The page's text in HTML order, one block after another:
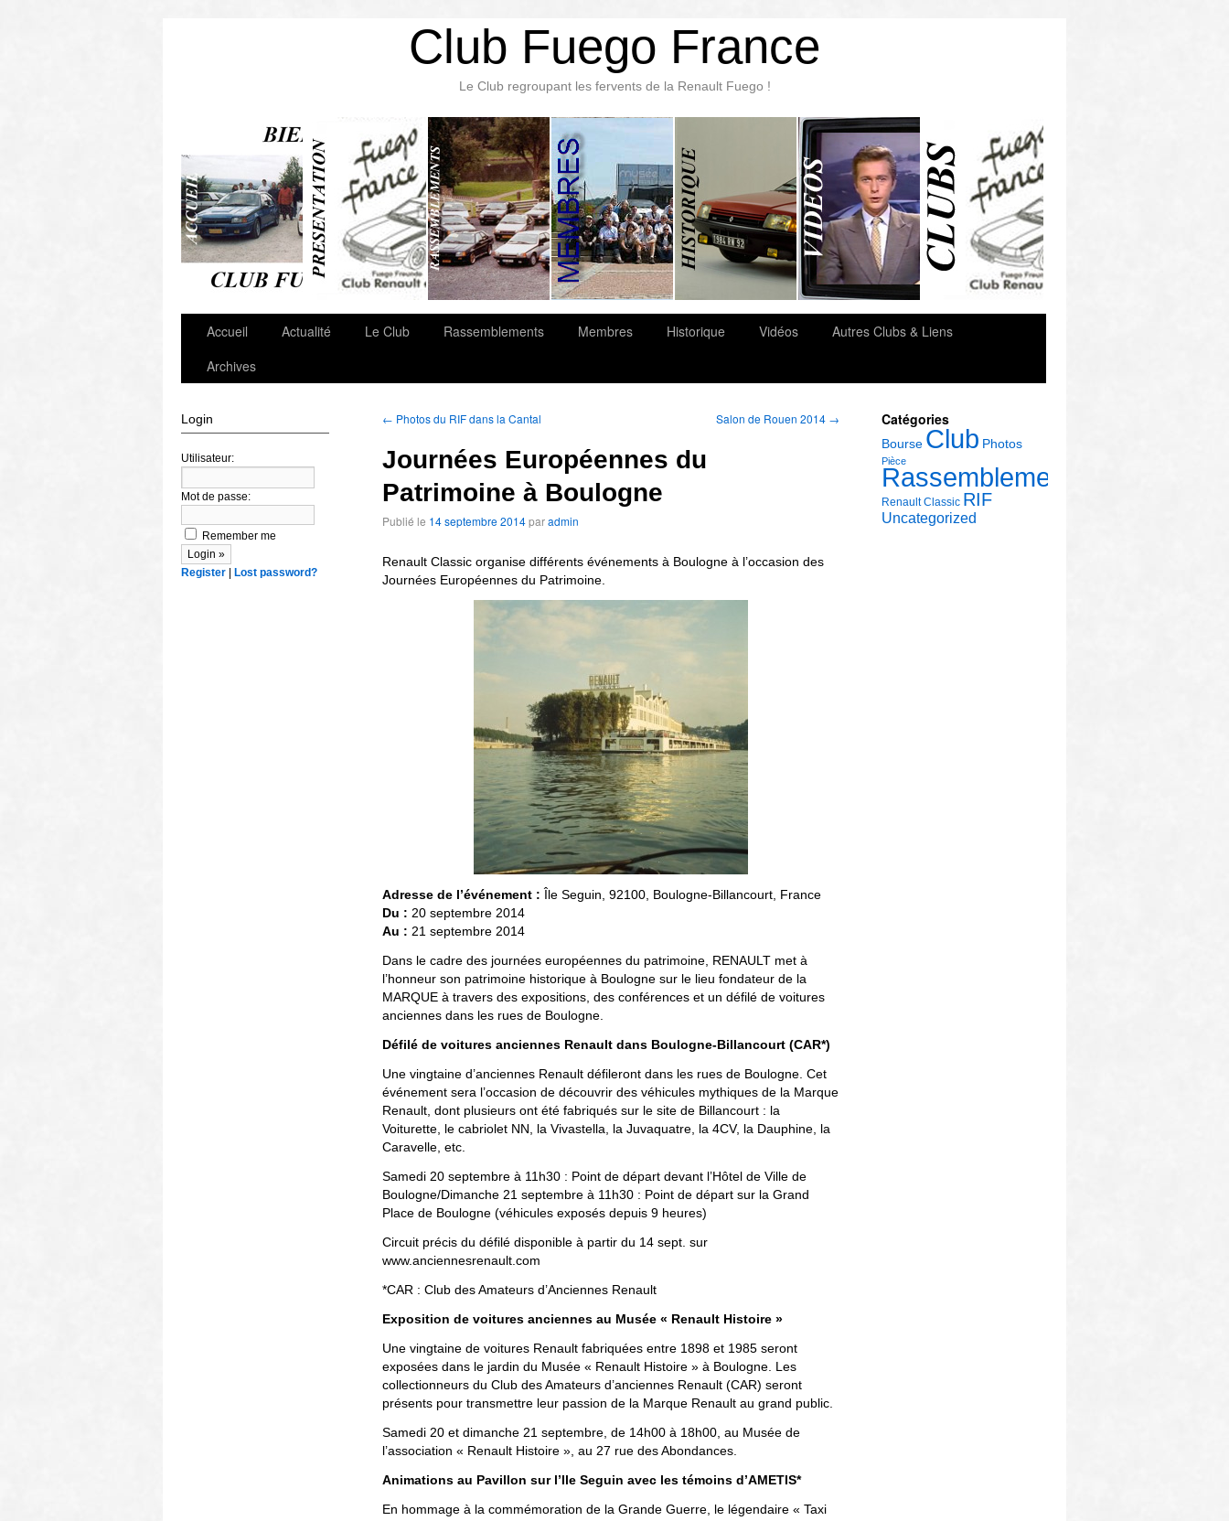
Club Fuego France
Le Club regroupant les fervents de la Renault Fuego !
Accueil Actualité Le Club Rassemblements Membres Historique Vidéos
Autres Clubs & Liens
Archives
Login
Utilisateur:
Mot de passe:
Remember me
Register Lost password?
Catégories
Bourse Club Photos
Pièce
Rassemblement
Renault Classic RIF
Uncategorized
← Photos du RIF dans la Cantal Salon de Rouen 2014 →
Journées Européennes du
Patrimoine à Boulogne
Publié le 14 septembre 2014paradmin
Renault Classic organise différents événements à Boulogne à l’occasion des
Journées Européennes du Patrimoine.
Adresse de l’événement : Île Seguin, 92100, Boulogne-Billancourt, France
Du : 20 septembre 2014
Au : 21 septembre 2014
Dans le cadre des journées européennes du patrimoine, RENAULT met à
l’honneur son patrimoine historique à Boulogne sur le lieu fondateur de la
MARQUE à travers des expositions, des conférences et un défilé de voitures
anciennes dans les rues de Boulogne.
Défilé de voitures anciennes Renault dans Boulogne-Billancourt (CAR*)
Une vingtaine d’anciennes Renault défileront dans les rues de Boulogne. Cet
événement sera l’occasion de découvrir des véhicules mythiques de la Marque
Renault, dont plusieurs ont été fabriqués sur le site de Billancourt : la
Voiturette, le cabriolet NN, la Vivastella, la Juvaquatre, la 4CV, la Dauphine, la
Caravelle, etc.
Samedi 20 septembre à 11h30 : Point de départ devant l’Hôtel de Ville de
Boulogne/Dimanche 21 septembre à 11h30 : Point de départ sur la Grand
Place de Boulogne (véhicules exposés depuis 9 heures)
Circuit précis du défilé disponible à partir du 14 sept. sur
www.anciennesrenault.com
*CAR : Club des Amateurs d’Anciennes Renault
Exposition de voitures anciennes au Musée « Renault Histoire »
Une vingtaine de voitures Renault fabriquées entre 1898 et 1985 seront
exposées dans le jardin du Musée « Renault Histoire » à Boulogne. Les
collectionneurs du Club des Amateurs d’anciennes Renault (CAR) seront
présents pour transmettre leur passion de la Marque Renault au grand public.
Samedi 20 et dimanche 21 septembre, de 14h00 à 18h00, au Musée de
l’association « Renault Histoire », au 27 rue des Abondances.
Animations au Pavillon sur l’Ile Seguin avec les témoins d’AMETIS*
En hommage à la commémoration de la Grande Guerre, le légendaire « Taxi